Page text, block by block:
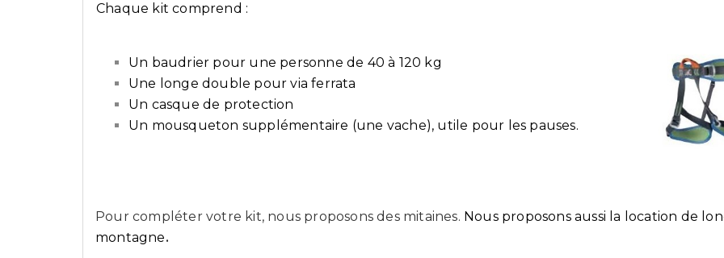
Chaque kit comprend :
Un baudrier pour une personne de 40 à 120 kg
Une longe double pour via ferrata
Un casque de protection
Un mousqueton supplémentaire (une vache), utile pour les pauses.
Pour compléter votre kit, nous proposons des mitaines. Nous proposons aussi la location de
montagne.